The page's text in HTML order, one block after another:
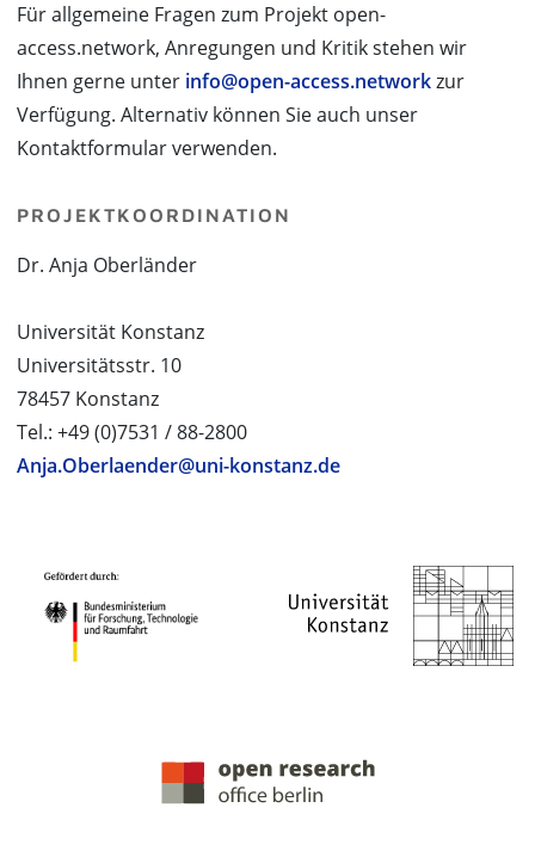
Für allgemeine Fragen zum Projekt open-
access.network, Anregungen und Kritik stehen wir
Ihnen gerne unter info@open-access.networkzur
Verfügung. Alternativ können Sie auch unser
Kontaktformular verwenden.
PROJEKTKOORDINATION
Dr. Anja Oberländer
Universität Konstanz
Universitätsstr. 10
78457 Konstanz
Tel.: +49 (0)7531 / 88-2800
Anja.Oberlaender@uni-konstanz.de